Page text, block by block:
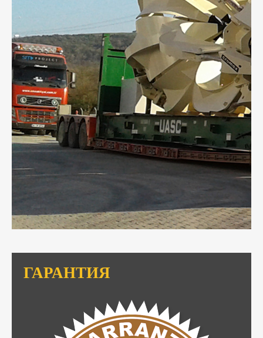
ГАРАНТИЯ